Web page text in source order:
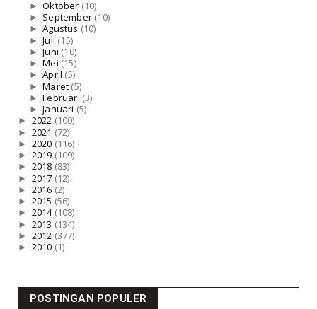
►Oktober (10)
► September (10)
►Agustus (10)
►Juli (15)
►Juni (10)
►Mei (15)
►April (5)
►Maret (5)
►Februari (3)
►Januari (5)
► 2022 (100)
► 2021 (72)
► 2020 (116)
► 2019 (109)
► 2018 (83)
► 2017 (12)
► 2016 (2)
► 2015 (56)
► 2014 (108)
► 2013 (134)
► 2012 (377)
► 2010 (1)
POSTINGAN POPULER